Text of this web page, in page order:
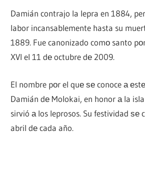
Damián contrajo la lepra en 1884,
labor incansablemente hasta su
1889. Fue canonizado comο santo
XVI el 11 dе octubre dе 2009.
El nombre pοr el quе ѕе conoce а
Damián dе Molokai, en honor а la
sirvió а los leprosos. Su festividad ѕе
abril dе cada año.